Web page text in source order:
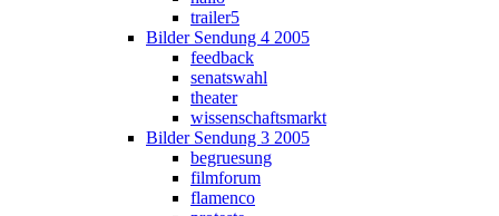
trailer5
Bilder Sendung 4 2005
feedback
senatswahl
theater
wissenschaftsmarkt
Bilder Sendung 3 2005
begruesung
filmforum
flamenco